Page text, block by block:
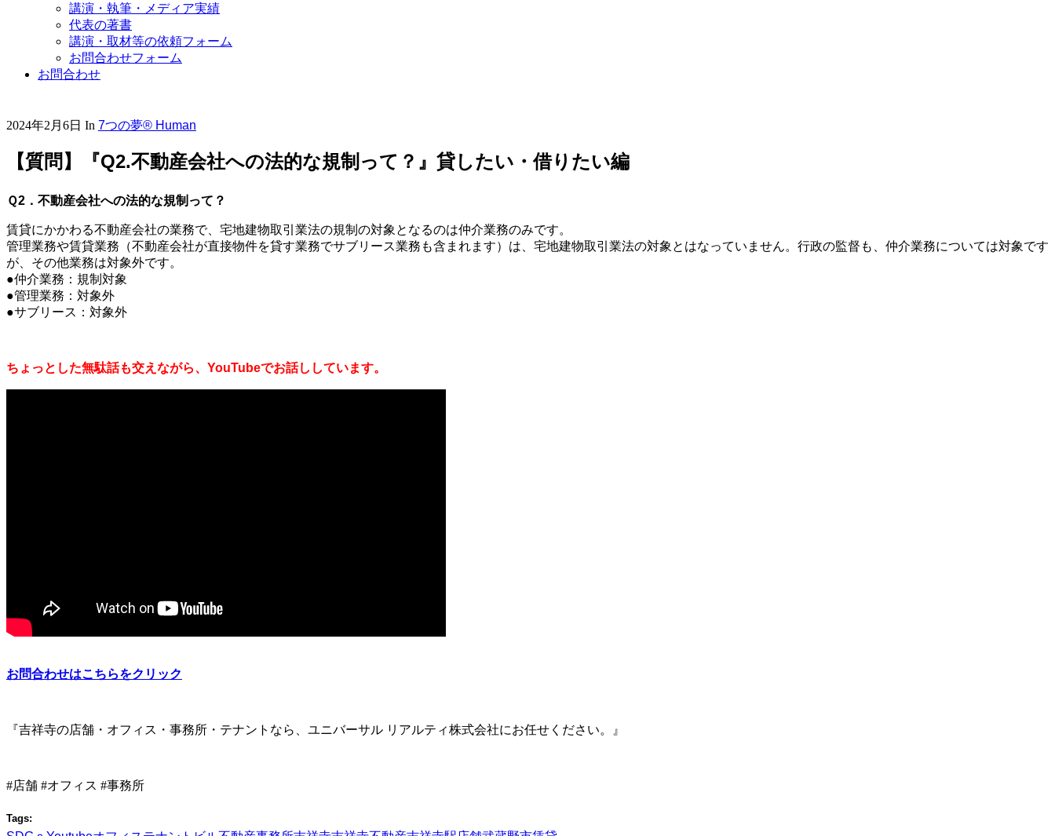
講演・執筆・メディア実績
代表の著書
講演・取材等の依頼フォーム
お問合わせフォーム
お問合わせ
2024年2月6日 In 7つの夢® Human
【質問】『Q2.不動産会社への法的な規制って？』貸したい・借りたい編
Ｑ2．不動産会社への法的な規制って？
賃貸にかかわる不動産会社の業務で、宅地建物取引業法の規制の対象となるのは仲介業務のみです。
管理業務や賃貸業務（不動産会社が直接物件を貸す業務でサブリース業務も含まれます）は、宅地建物取引業法の対象とはなっていません。 行政の監督も、仲介業務については対象です
が、その他業務は対象外です。
●仲介業務：規制対象
●管理業務：対象外
●サブリース：対象外
ちょっとした無駄話も交えながら、YouTubeでお話ししています。
お問合わせはこちらをクリック
『吉祥寺の店舗・オフィス・事務所・テナントなら、ユニバーサル リアルティ株式会社にお任せください。』
#店舗 #オフィス #事務所
Tags: